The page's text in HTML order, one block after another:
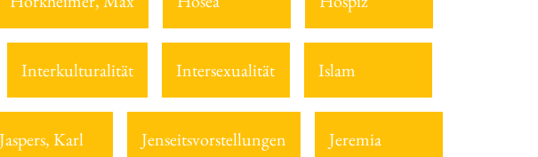
Interkulturalität Intersexualität Islam
Jaspers, Karl Jenseitsvorstellungen Jeremia